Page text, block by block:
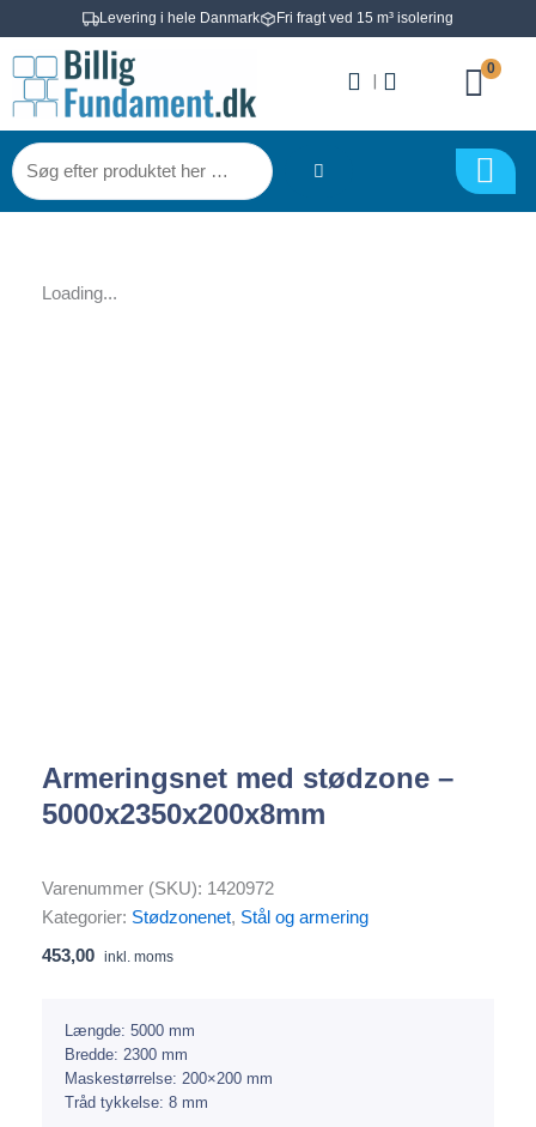
Levering i hele Danmark Fri fragt ved 15 m³ isolering
til
|
0
Søg
efter
produktet
Loading...
Armeringsnet med stødzone –
5000x2350x200x8mm
Varenummer (SKU): 1420972
Kategorier: Stødzonenet, Stål og armering
453,00 inkl. moms
Længde: 5000 mm
Bredde: 2300 mm
Maskestørrelse: 200×200 mm
Tråd tykkelse: 8 mm